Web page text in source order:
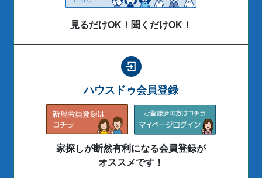
見るだけOK！聞くだけOK！
ハウスドゥ会員登録
家探しが断然有利になる会員登録が
オススメです！